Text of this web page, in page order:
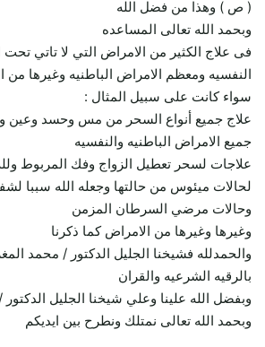
( ص ) وهذا من فضل الله
وبحمد الله تعالى المساعده
فى علاج الكثير من الامراض التي لا تاتي
النفسيه ومعظم الامراض الباطنيه وغيرها من
سواء كانت على سبيل المثال :
علاج جميع أنواع السحر من مس وحسد وعين
جميع الامراض الباطنيه والنفسيه
علاجات لسحر تعطيل الزواج وفك المربوط
لحالات ميئوس من حالتها وجعله الله سببا
وحالات مرضي السرطان المزمن
وغيرها وغيرها من الامراض كما ذكرنا
والحمدلله فشيخنا الجليل الدكتور / محمد
بالرقيه الشرعيه والقران
وبفضل الله علينا وعلي شيخنا الجليل
وبحمد الله تعالى نمتلك ونطرح بين ايديكم